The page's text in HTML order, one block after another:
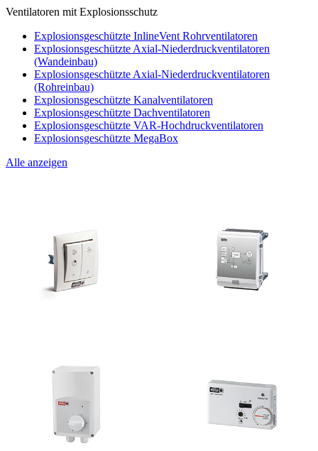
Ventilatoren mit Explosionsschutz
Explosionsgeschützte InlineVent Rohrventilatoren
Explosionsgeschützte Axial-Niederdruckventilatoren
(Wandeinbau)
Explosionsgeschützte Axial-Niederdruckventilatoren
(Rohreinbau)
Explosionsgeschützte Kanalventilatoren
Explosionsgeschützte Dachventilatoren
Explosionsgeschützte VAR-Hochdruckventilatoren
Explosionsgeschützte MegaBox
Alle anzeigen